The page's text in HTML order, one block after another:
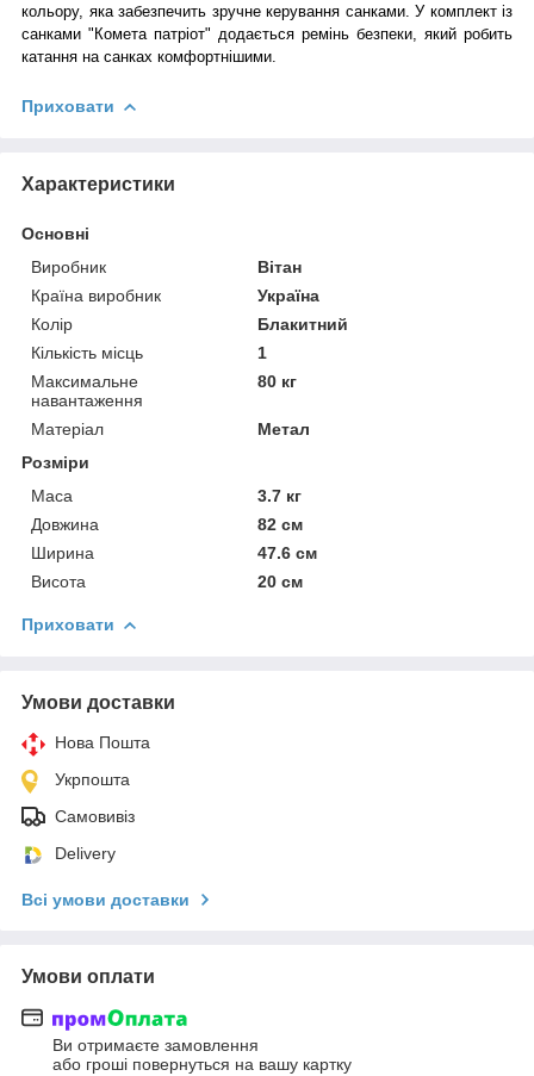
кольору, яка забезпечить зручне керування санками. У комплект із
санками "Комета патріот" додається ремінь безпеки, який робить
катання на санках комфортнішими.
Приховати
Характеристики
Основні
Виробник
Вітан
Країна виробник
Україна
Колір
Блакитний
Кількість місць
1
Максимальне
навантаження
80 кг
Матеріал
Метал
Розміри
Маса
3.7 кг
Довжина
82 см
Ширина
47.6 см
Висота
20 см
Приховати
Умови доставки
Нова Пошта
Укрпошта
Самовивіз
Delivery
Всі умови доставки
Умови оплати
Ви отримаєте замовлення
або гроші повернуться на вашу картку